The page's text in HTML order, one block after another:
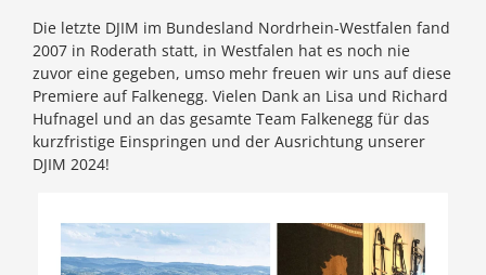
Die letzte DJIM im Bundesland Nordrhein-Westfalen fand
2007 in Roderath statt, in Westfalen hat es noch nie
zuvor eine gegeben, umso mehr freuen wir uns auf diese
Premiere auf Falkenegg. Vielen Dank an Lisa und Richard
Hufnagel und an das gesamte Team Falkenegg für das
kurzfristige Einspringen und der Ausrichtung unserer
DJIM 2024!